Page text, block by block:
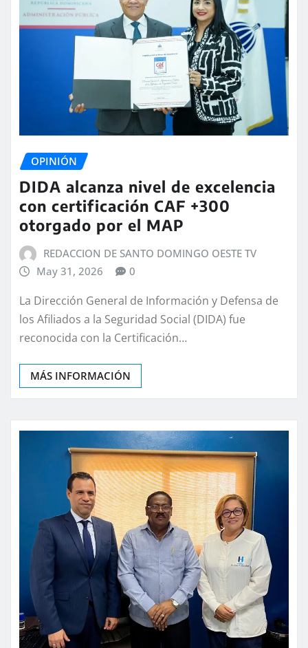
OPINIÓN
DIDA alcanza nivel de excelencia
con certificación CAF +300
otorgado por el MAP
REDACCION DE SANTO DOMINGO OESTE TV
May 31, 2026
0
La Dirección General de Información y Defensa de
los Afiliados a la Seguridad Social (DIDA) fue
reconocida con la Certificación…
MÁS INFORMACIÓN